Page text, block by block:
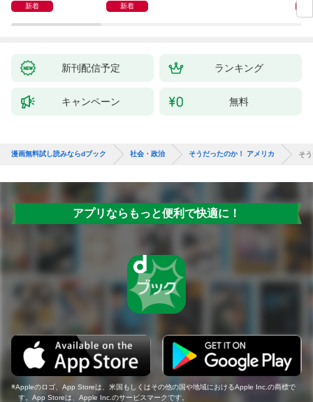
新着 新着
新刊配信予定 ランキング
キャンペーン 無料
漫画無料試し読みならdブック 社会・政治 そうだったのか！ アメリカ そ
アプリならもっと便利で快適に！
Appleのロゴ、App Storeは、米国もしくはその他の国や地域におけるApple Inc.の商標で
す。App Storeは、Apple Inc.のサービスマークです。